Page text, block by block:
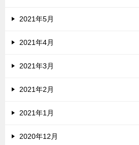
2021年5月
2021年4月
2021年3月
2021年2月
2021年1月
2020年12月